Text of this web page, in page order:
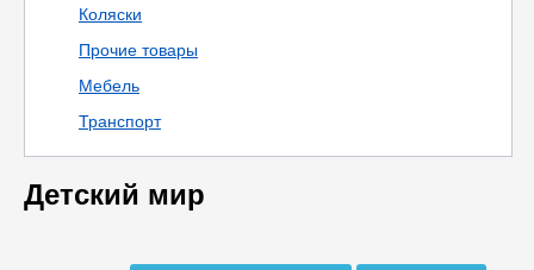
Коляски
Прочие товары
Мебель
Транспорт
Детский мир